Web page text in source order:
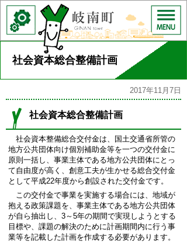
社会資本総合整備計画
2017年11月7日
社会資本総合整備計画
社会資本整備総合交付金は、国土交通省所管の
地方公共団体向け個別補助金等を一つの交付金に
原則一括し、事業主体である地方公共団体にとっ
て自由度が高く、創意工夫が生かせる総合交付金
として平成22年度から創設された交付金です。
この交付金で事業を実施する場合には、地域が
抱える政策課題を、事業主体である地方公共団体
が自ら抽出し、3～5年の期間で実現しようとする
目標や、課題の解決のために計画期間内に行う事
業等を記載した計画を作成する必要があります。